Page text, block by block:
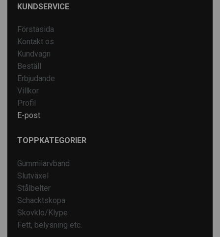
KUNDSERVICE
Förstasida
Kontakt os
Kundvagn
Beställ
Erbjudande
Villkor
Profil
E-post
TOPPKATEGORIER
Gummilarvband
Slutväxel
Stålbelter
Schacktskopa
Skovklo/Klype
Fett, belysning etc.